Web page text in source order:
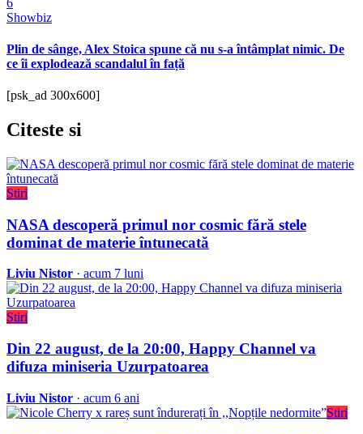
Showbiz
Plin de sânge, Alex Stoica spune că nu s-a întâmplat nimic. De
ce îi explodează scandalul în față
[psk_ad 300x600]
Citeste si
Stiri
NASA descoperă primul nor cosmic fără stele
dominat de materie întunecată
Liviu Nistor · acum 7 luni
Stiri
Din 22 august, de la 20:00, Happy Channel va
difuza miniseria Uzurpatoarea
Liviu Nistor · acum 6 ani
Stiri